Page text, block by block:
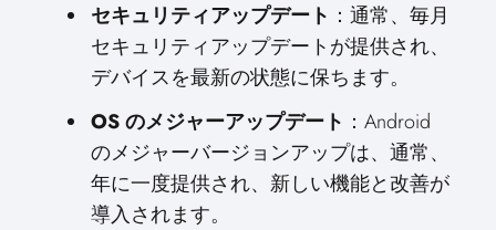
セキュリティアップデート ：通常、毎月
セキュリティアップデートが提供され、
デバイスを最新の状態に保ちます。
OS のメジャーアップデート ：Android
のメジャーバージョンアップは、通常、
年に一度提供され、新しい機能と改善が
導入されます。